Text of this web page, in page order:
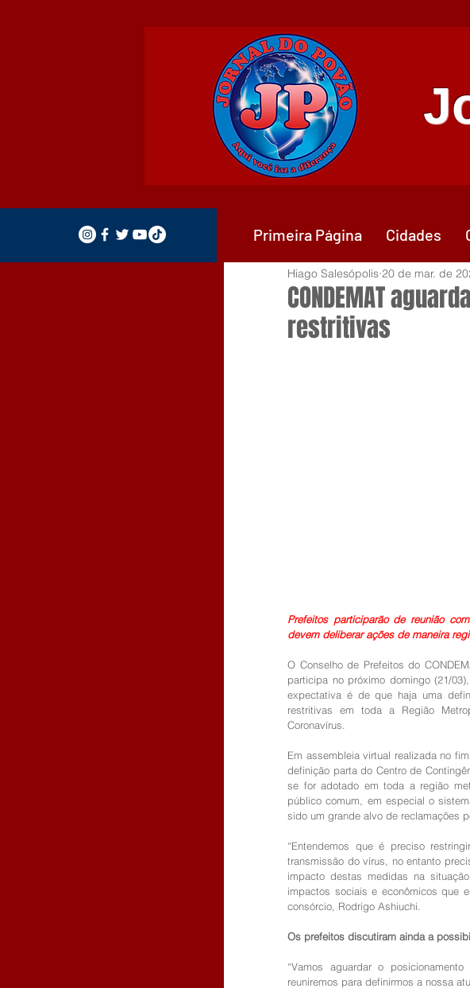
CONDEMAT
restritivas
Hiago Salesópolis 20 de mar. de
Prefeitos participarão de reunião
devem deliberar ações de maneira
O Conselho de Prefeitos do
participa no próximo domingo (21/
expectativa é de que haja uma
restritivas em toda a Região
Coronavírus.
Em assembleia virtual realizada no
definição parta do Centro de
se for adotado em toda a região
público comum, em especial o
sido um grande alvo de reclamações
“Entendemos que é preciso
transmissão do vírus, no entanto
impacto destas medidas na
impactos sociais e econômicos que
consórcio, Rodrigo Ashiuchi.
Os prefeitos discutiram ainda a
“Vamos aguardar o
reuniremos para definirmos a nossa
Primeira Página Cidades